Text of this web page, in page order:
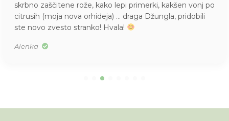
skrbno zaščitene rože, kako lepi primerki, kakšen vonj po
citrusih (moja nova orhideja) … draga Džungla, pridobili
ste novo zvesto stranko! Hvala!
Alenka